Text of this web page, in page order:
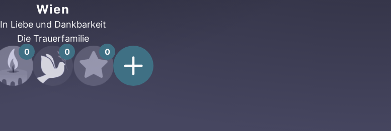
Wien
In Liebe und Dankbarkeit
Die Trauerfamilie
0 0 0